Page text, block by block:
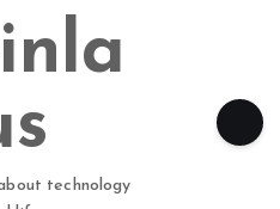
technology